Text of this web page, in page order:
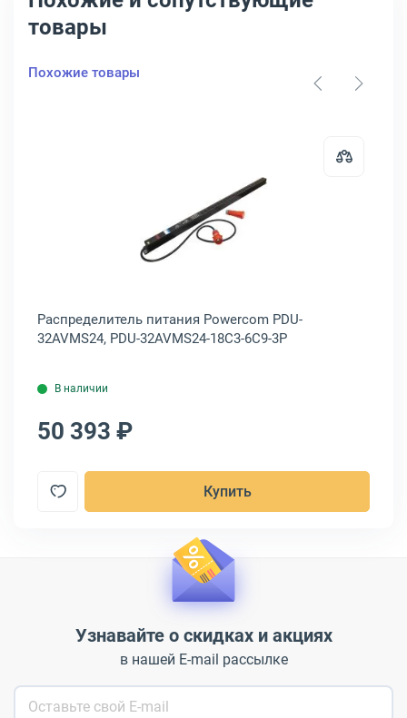
товары
Похожие товары
питания ЦМО Rem-MC1, Zero U, R-MC1-32-4x3C13-4x2C19-A-
Открыть товар: Распределитель
Распределитель питания Powercom PDU-
32AVMS24, PDU-32AVMS24-18C3-6C9-3P
В наличии
50 393 ₽
Купить
Узнавайте о скидках и акциях
в нашей E-mail рассылке